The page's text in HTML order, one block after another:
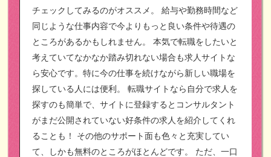
チェックしてみるのがオススメ。
給与や勤務時間など
同じような仕事内容で今よりもっと良い条件や待遇の
ところがあるかもしれません。
本気で転職をしたいと
考えていてなかなか踏み切れない場合も求人サイトな
ら安心です。特に今の仕事を続けながら新しい職場を
探している人には便利。
転職サイトなら自分で求人を
探すのも簡単で、サイトに登録するとコンサルタント
がまだ公開されていない好条件の求人を紹介してくれ
ることも！
その他のサポート面も色々と充実してい
て、しかも無料のところがほとんどです。
ただ、一口